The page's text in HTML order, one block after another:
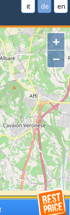
it de en
+
−